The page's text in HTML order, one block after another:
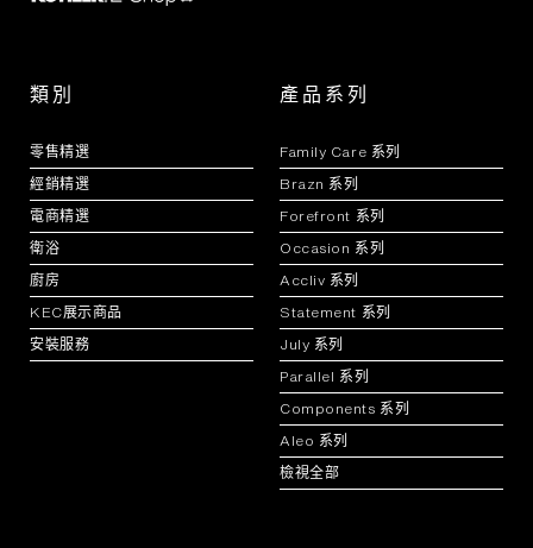
類別
零售精選
經銷精選
電商精選
衛浴
廚房
KEC展示商品
安裝服務
產品系列
Family Care 系列
Brazn 系列
Forefront 系列
Occasion 系列
Accliv 系列
Statement 系列
July 系列
Parallel 系列
Components 系列
Aleo 系列
檢視全部